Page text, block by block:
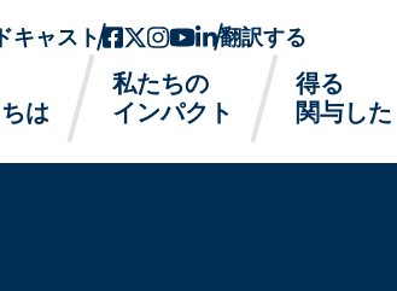
キャストフェイスブック
ツイッターx
インスタグラム
ユーチューブ
リンクトイン
翻訳する
は
私たちの
インパクト
得る
関与した